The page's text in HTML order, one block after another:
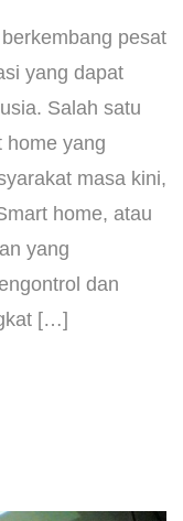
pesat
yang dapat
Salah satu
home yang
masa kini,
home, atau
yang
dan
[…]